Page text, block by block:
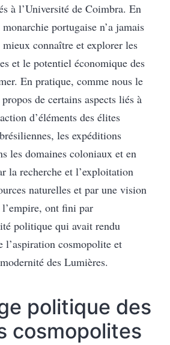
à l’Université de Coimbra. En
portugaise n’a jamais
connaître et explorer les
et le potentiel économique des
En pratique, comme nous le
de certains aspects liés à
d’éléments des élites
les expéditions
les domaines coloniaux et en
la recherche et l’exploitation
naturelles et par une vision
ont fini par
politique qui avait rendu
l’aspiration cosmopolite et
des Lumières.
politique des
cosmopolites